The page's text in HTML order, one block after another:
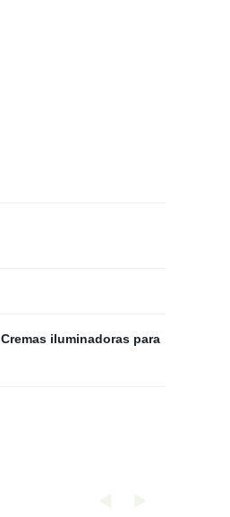
Cremas iluminadoras para